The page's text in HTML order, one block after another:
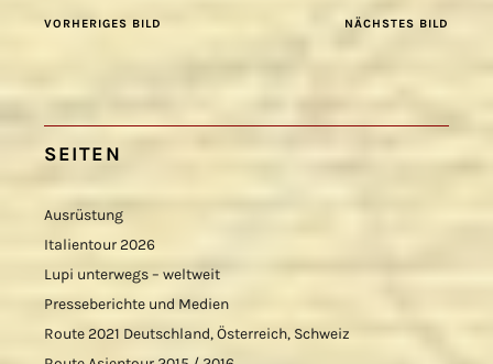
NÄCHSTES BILD
VORHERIGES BILD
SEITEN
Ausrüstung
Italientour 2026
Lupi unterwegs – weltweit
Presseberichte und Medien
Route 2021 Deutschland, Österreich, Schweiz